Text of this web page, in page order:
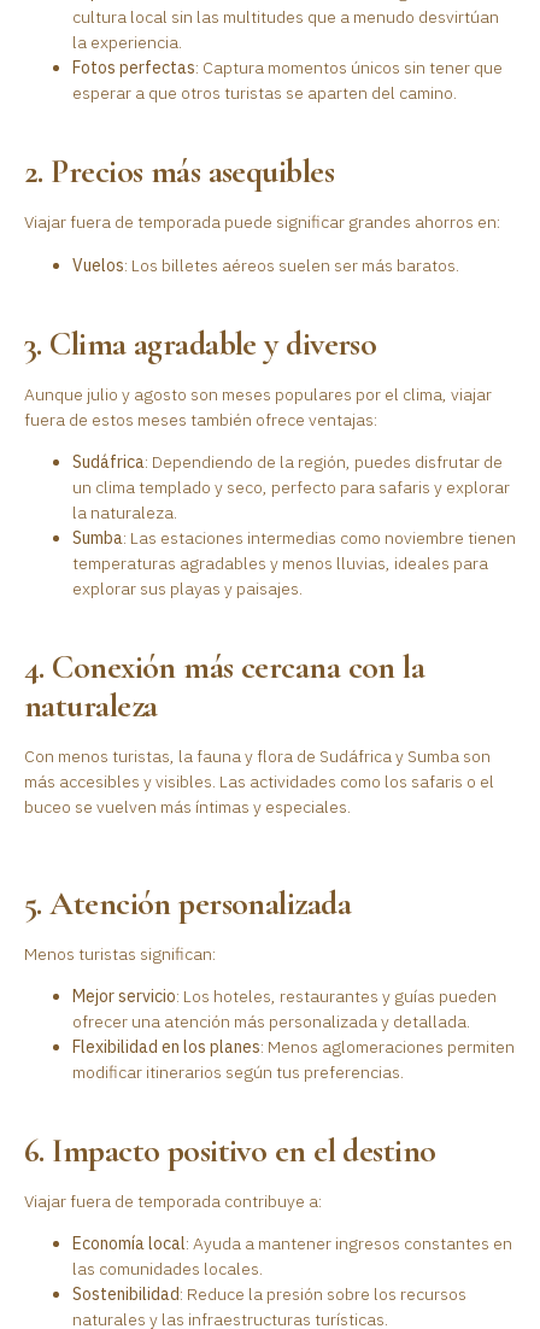
cultura local sin las multitudes que a menudo desvirtúan
la experiencia.
Fotos perfectas: Captura momentos únicos sin tener que
esperar a que otros turistas se aparten del camino.
2. Precios más asequibles
Viajar fuera de temporada puede significar grandes ahorros en:
Vuelos: Los billetes aéreos suelen ser más baratos.
3. Clima agradable y diverso
Aunque julio y agosto son meses populares por el clima, viajar
fuera de estos meses también ofrece ventajas:
Sudáfrica: Dependiendo de la región, puedes disfrutar de
un clima templado y seco, perfecto para safaris y explorar
la naturaleza.
Sumba: Las estaciones intermedias como noviembre tienen
temperaturas agradables y menos lluvias, ideales para
explorar sus playas y paisajes.
4. Conexión más cercana con la
naturaleza
Con menos turistas, la fauna y flora de Sudáfrica y Sumba son
más accesibles y visibles. Las actividades como los safaris o el
buceo se vuelven más íntimas y especiales.
5. Atención personalizada
Menos turistas significan:
Mejor servicio: Los hoteles, restaurantes y guías pueden
ofrecer una atención más personalizada y detallada.
Flexibilidad en los planes: Menos aglomeraciones permiten
modificar itinerarios según tus preferencias.
6. Impacto positivo en el destino
Viajar fuera de temporada contribuye a:
Economía local: Ayuda a mantener ingresos constantes en
las comunidades locales.
Sostenibilidad: Reduce la presión sobre los recursos
naturales y las infraestructuras turísticas.